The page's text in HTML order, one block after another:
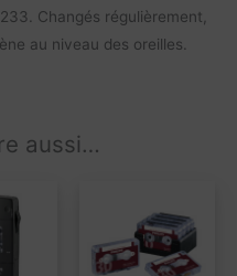
Changés régulièrement,
au niveau des oreilles.
aussi…